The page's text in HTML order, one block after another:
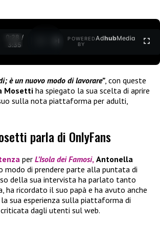
0:30 /
3:35
POWERED
BY
AdhubMedia
è un nuovo modo di lavorare”, con queste
Mosetti ha spiegato la sua scelta di aprire
sulla nota piattaforma per adulti,
parla di OnlyFans
per L’Isola dei Famosi, Antonella
modo di prendere parte alla puntata di
della sua intervista ha parlato tanto
ha ricordato il suo papà e ha avuto anche
sua esperienza sulla piattaforma di
criticata dagli utenti sul web.